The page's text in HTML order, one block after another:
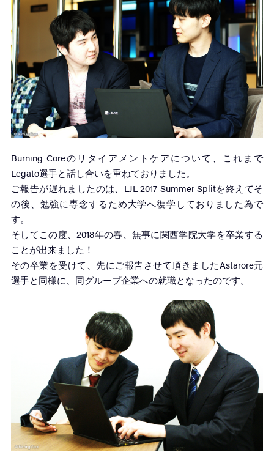
Burning Coreのリタイアメントケアについて、これまで
Legato選手と話し合いを重ねておりました。
ご報告が遅れましたのは、LJL 2017 Summer Splitを終えてそ
の後、勉強に専念するため大学へ復学しておりました為で
す。
そしてこの度、2018年の春、無事に関西学院大学を卒業する
ことが出来ました！
その卒業を受けて、先にご報告させて頂きましたAstarore元
選手と同様に、同グループ企業への就職となったのです。